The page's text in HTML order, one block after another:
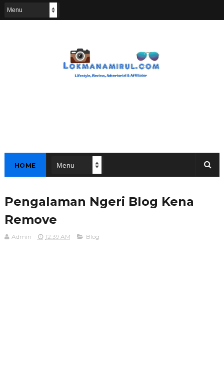
HOME
Pengalaman Ngeri Blog Kena
Remove
Admin 12:39 AM Blog